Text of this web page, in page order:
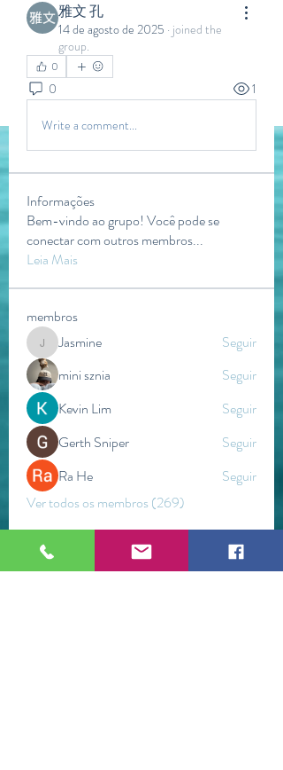
雅文 孔
14 de agosto de 2025 · joined the
group.
0
0 1
Write a comment...
Informações
Bem-vindo ao grupo! Você pode se
conectar com outros membros...
Leia Mais
membros
JasmineJasmine
Seguir
mini sznia
Seguir
Kevin Lim
Seguir
Gerth Sniper
Seguir
Ra He
Seguir
Ver todos os membros (269)